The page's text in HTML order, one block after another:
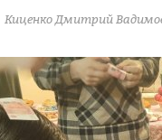
Киценко Дмитрий